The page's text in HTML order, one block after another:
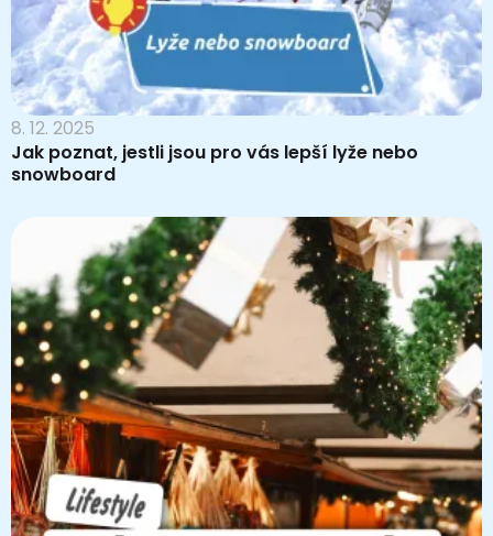
8. 12. 2025
Jak poznat, jestli jsou pro vás lepší lyže nebo
snowboard